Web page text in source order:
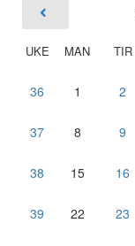
UKE MAN TIR
36 1 2
37 8 9
38 15 16
39 22 23